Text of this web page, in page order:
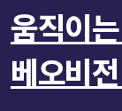
움직이
베오비